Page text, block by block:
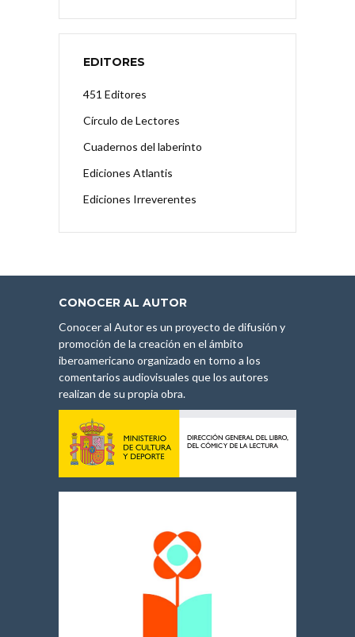
EDITORES
451 Editores
Círculo de Lectores
Cuadernos del laberinto
Ediciones Atlantis
Ediciones Irreverentes
CONOCER AL AUTOR
Conocer al Autor es un proyecto de difusión y
promoción de la creación en el ámbito
iberoamericano organizado en torno a los
comentarios audiovisuales que los autores
realizan de su propia obra.